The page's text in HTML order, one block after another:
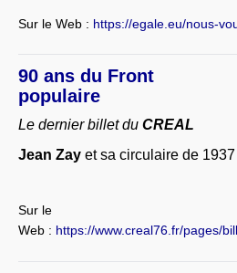
Sur le Web : https://egale.eu/nous-
90 ans du Front
populaire
Le dernier billet du CREAL
Jean Zay et sa circulaire de 1937
Sur le
Web : https://www.creal76.fr/pages/